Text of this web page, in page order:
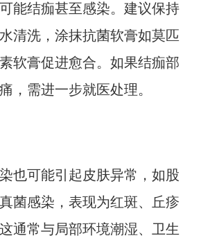
能结痂甚至感染。建议保持
清洗，涂抹抗菌软膏如莫匹
软膏促进愈合。如果结痂部
，需进一步就医处理。
也可能引起皮肤异常，如股
菌感染，表现为红斑、丘疹
通常与局部环境潮湿、卫生